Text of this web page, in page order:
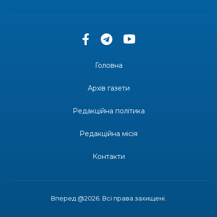
«Дві музи» у Рівному: свято краси, мистецтва
Одна з найяскравіших постатей Бахмута –
професійним святом
Вперед @2026. Всі права захищені.
Головна
Архів газети
Редакційна політика
Редакційна місія
Контакти